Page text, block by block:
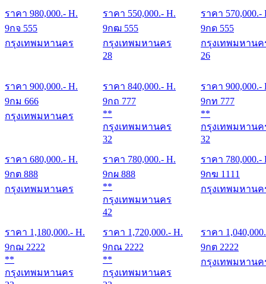
ราคา 980,000.- H. ราคา 550,000.- H. ราคา 570,000.-
9กจ 555
กรุงเทพมหานคร
ราคา 900,000.- H.
9กฒ 555
กรุงเทพมหานคร
28
ราคา 840,000.- H.
9กด 555
กรุงเทพมหานค
26
ราคา 900,000.-
9กม 666
กรุงเทพมหานคร
ราคา 680,000.- H.
9กถ 777
**
กรุงเทพมหานคร
32
ราคา 780,000.- H.
9กท 777
**
กรุงเทพมหานค
32
ราคา 780,000.-
9กต 888
กรุงเทพมหานคร
ราคา 1,180,000.- H.
9กผ 888
**
กรุงเทพมหานคร
42
ราคา 1,720,000.- H.
9กฆ 1111
กรุงเทพมหานค
ราคา 1,040,000
9กฌ 2222
**
กรุงเทพมหานคร
9กณ 2222
**
กรุงเทพมหานคร
9กต 2222
กรุงเทพมหานค